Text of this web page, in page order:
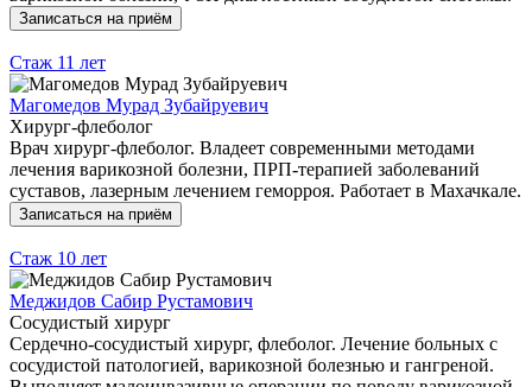
Записаться на приём
Стаж 11 лет
Магомедов Мурад Зубайруевич
Хирург-флеболог
Врач хирург-флеболог. Владеет современными методами
лечения варикозной болезни, ПРП-терапией заболеваний
суставов, лазерным лечением геморроя. Работает в Махачкале.
Записаться на приём
Стаж 10 лет
Меджидов Сабир Рустамович
Сосудистый хирург
Сердечно-сосудистый хирург, флеболог. Лечение больных с
сосудистой патологией, варикозной болезнью и гангреной.